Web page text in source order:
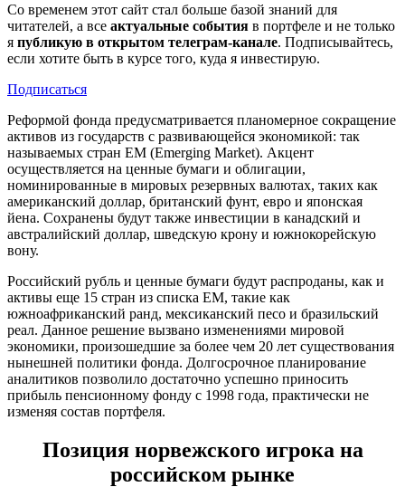
Со временем этот сайт стал больше базой знаний для
читателей, а все актуальные события в портфеле и не только
я публикую в открытом телеграм-канале. Подписывайтесь,
если хотите быть в курсе того, куда я инвестирую.
Подписаться
Реформой фонда предусматривается планомерное сокращение
активов из государств с развивающейся экономикой: так
называемых стран EM (Emerging Market). Акцент
осуществляется на ценные бумаги и облигации,
номинированные в мировых резервных валютах, таких как
американский доллар, британский фунт, евро и японская
йена. Сохранены будут также инвестиции в канадский и
австралийский доллар, шведскую крону и южнокорейскую
вону.
Российский рубль и ценные бумаги будут распроданы, как и
активы еще 15 стран из списка EM, такие как
южноафриканский ранд, мексиканский песо и бразильский
реал. Данное решение вызвано изменениями мировой
экономики, произошедшие за более чем 20 лет существования
нынешней политики фонда. Долгосрочное планирование
аналитиков позволило достаточно успешно приносить
прибыль пенсионному фонду с 1998 года, практически не
изменяя состав портфеля.
Позиция норвежского игрока на
российском рынке